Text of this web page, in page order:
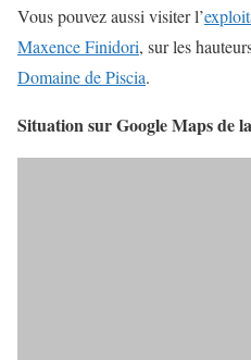
Vous pouvez aussi visiter l’
Maxence Finidori, sur les
Domaine de Piscia.
Situation sur Google Maps de